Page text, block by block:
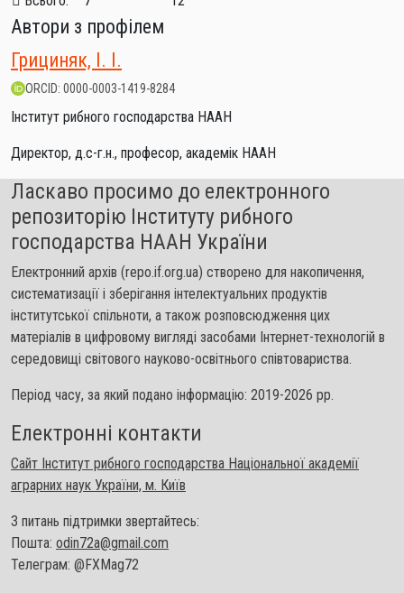
Автори з профілем
Грициняк, І. І.
ORCID: 0000-0003-1419-8284
Інститут рибного господарства НААН
Директор, д.с-г.н., професор, академік НААН
Ласкаво просимо до електронного
репозиторію Інституту рибного
господарства НААН України
Електронний архів (repo.if.org.ua) створено для накопичення,
систематизації і зберігання інтелектуальних продуктів
інститутської спільноти, а також розповсюдження цих
матеріалів в цифровому вигляді засобами Інтернет-технологій в
середовищі світового науково-освітнього співтовариства.
Період часу, за який подано інформацію: 2019-2026 рр.
Електронні контакти
Сайт Інститут рибного господарства Національної академії
аграрних наук України, м. Київ
З питань підтримки звертайтесь:
Пошта: odin72a@gmail.com
Телеграм: @FXMag72